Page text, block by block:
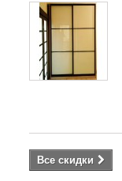
Все скидки